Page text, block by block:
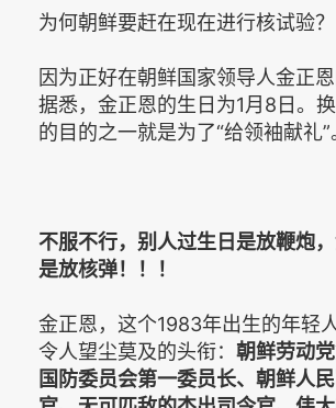
为何朝鲜要赶在现在进行核试验？
因为正好在朝鲜国家领导人金正恩
据悉，金正恩的生日为1月8日。
的目的之一就是为了“给领袖献礼”
不服不行，别人过生日是放鞭炮
是放核弹！！！
金正恩，这个1983年出生的年轻
令人望尘莫及的头衔： 朝鲜劳动党
国防委员会第一委员长、朝鲜人